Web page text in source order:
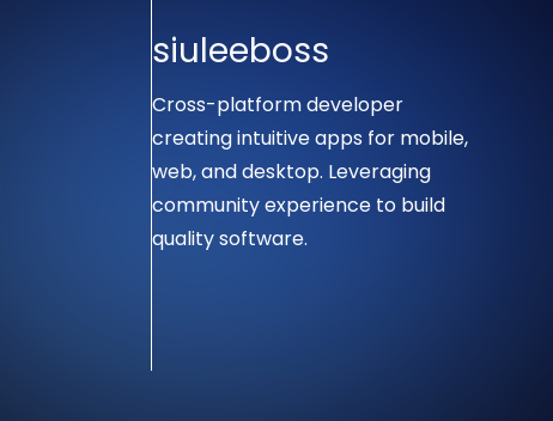
siuleeboss
Cross-platform developer
creating intuitive apps for mobile,
web, and desktop. Leveraging
community experience to build
quality software.